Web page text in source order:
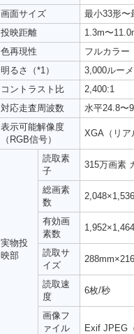
画面サイズ
最小33形〜
投映距離
1.3m〜
色再現性
フルカラー
明るさ（*1）
3,000ルー
コントラスト比
2,400:1
対応走査周波数
水平24.8〜
表示可能解像度
（RGB信号）
XGA（リア
実物投
映部
読取素
子
315万画素
総画素
数
有効画
素数
読取サ
イズ
読取速
度
6枚/秒
画像フ
ァイル
Exif JPEG